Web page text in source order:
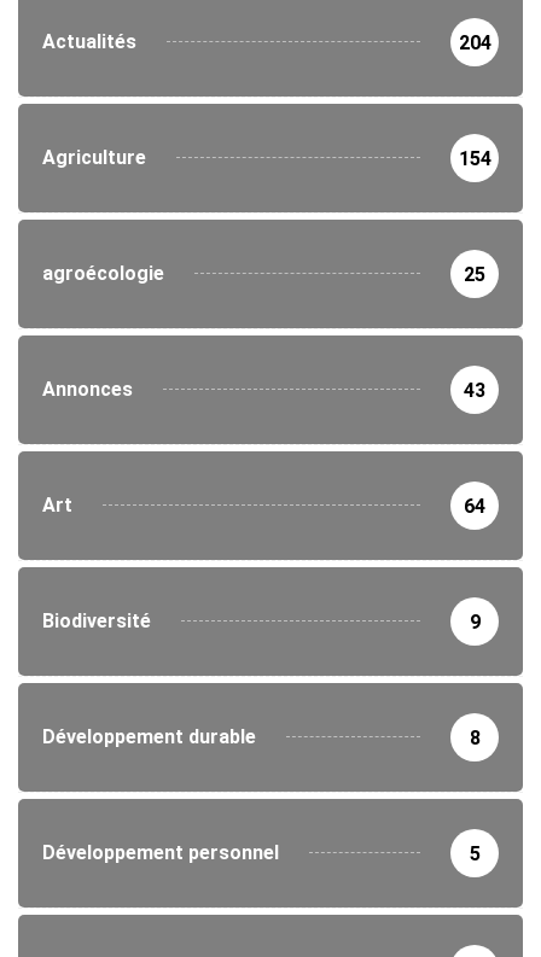
Actualités 204
Agriculture 154
agroécologie 25
Annonces 43
Art 64
Biodiversité 9
Développement durable 8
Développement personnel 5